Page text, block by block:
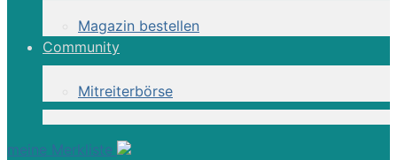
Magazin bestellen
Community
Mitreiterbörse
meine Merkliste